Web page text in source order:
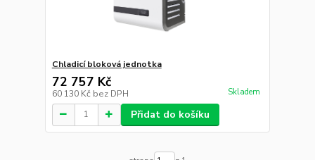
Chladicí bloková jednotka
72 757 Kč
60 130 Kč bez DPH Skladem
Přidat do košíku